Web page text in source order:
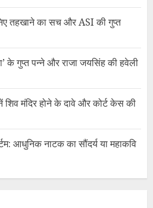
तहखाने का सच और ASI की गुप्त
के गुप्त पन्ने और राजा जयसिंह की हवेली
मंदिर होने के दावे और कोर्ट केस की
आधुनिक नाटक का सौंदर्य या महाकवि